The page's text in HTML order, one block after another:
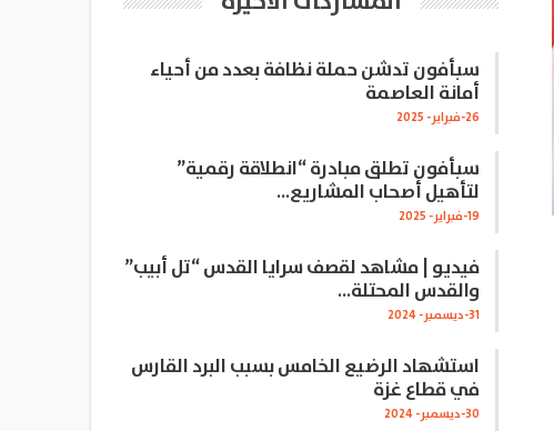
سبأفون تدشن حملة نظافة بعدد من أحياء
أمانة العاصمة
26-فبراير- 2025
سبأفون تطلق مبادرة “انطلاقة رقمية”
لتأهيل أصحاب المشاريع…
19-فبراير- 2025
فيديو | مشاهد لقصف سرايا القدس “تل أبيب”
والقدس المحتلة…
31-ديسمبر- 2024
استشهاد الرضيع الخامس بسبب البرد القارس
في قطاع غزة
30-ديسمبر- 2024